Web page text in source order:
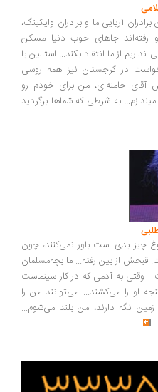
آریایی ما و برادران وایکینگ،
و رفته‌اند جاهای خوب دنیا مسکن
از ما انتقاد بکند... استالین با
در گرجستان نیز همه روسی
آقای خامنه‌ای، من برای خودم رو
به شرطی که شماها برگردید
چیز بدی است باور نمی‌کنند، چون
از بین رفته... ما بچه‌مسلمان
وقتی به آدمی که در کار سینماست
او را می‌کشند... می‌توانند من را
زمین نگه دارند، من بلند می‌شوم...